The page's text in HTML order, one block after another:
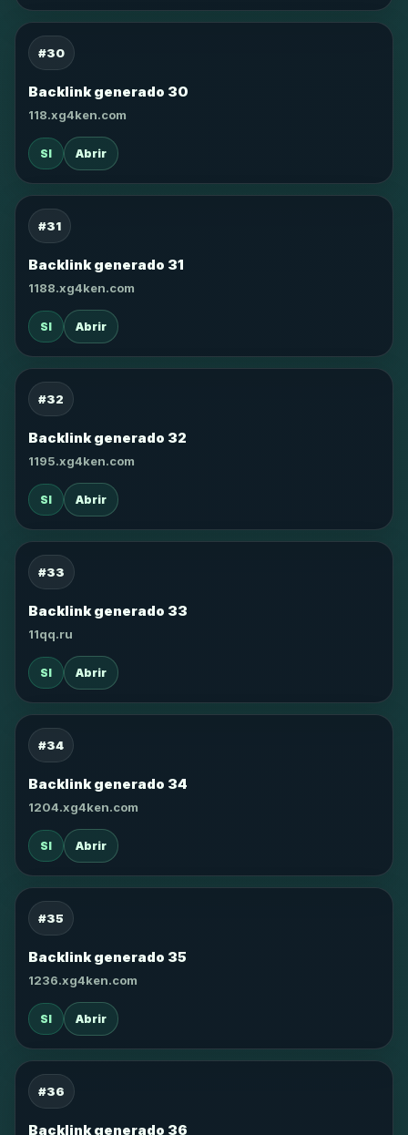
#30
Backlink generado 30
118.xg4ken.com
SI Abrir
#31
Backlink generado 31
1188.xg4ken.com
SI Abrir
#32
Backlink generado 32
1195.xg4ken.com
SI Abrir
#33
Backlink generado 33
11qq.ru
SI Abrir
#34
Backlink generado 34
1204.xg4ken.com
SI Abrir
#35
Backlink generado 35
1236.xg4ken.com
SI Abrir
#36
Backlink generado 36